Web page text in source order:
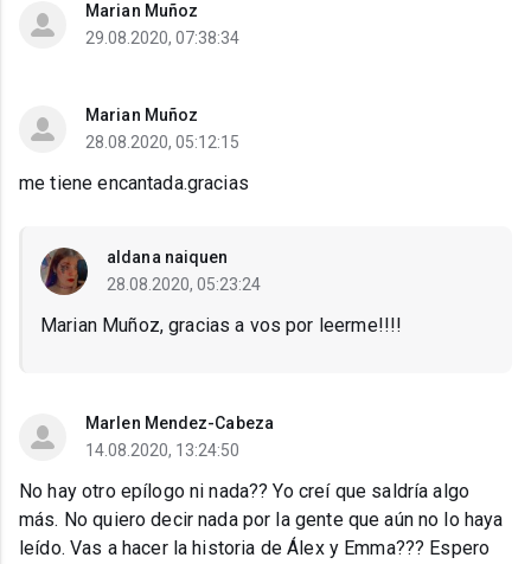
Marian Muñoz
29.08.2020, 07:38:34
Marian Muñoz
28.08.2020, 05:12:15
me tiene encantada.gracias
aldana naiquen
28.08.2020, 05:23:24
Marian Muñoz, gracias a vos por leerme!!!!
Marlen Mendez-Cabeza
14.08.2020, 13:24:50
No hay otro epílogo ni nada?? Yo creí que saldría algo
más. No quiero decir nada por la gente que aún no lo haya
leído. Vas a hacer la historia de Álex y Emma??? Espero